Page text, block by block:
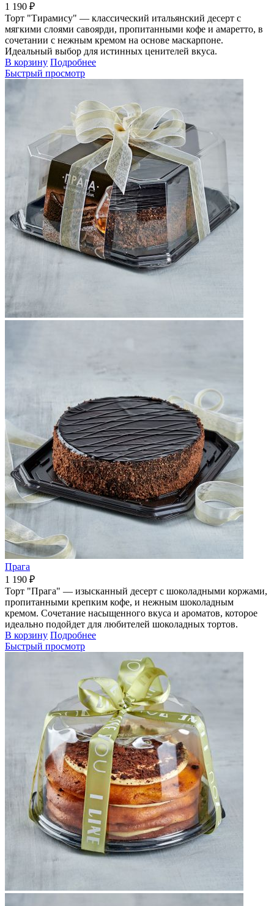
1 190 ₽
Торт "Тирамису" — классический итальянский десерт с
мягкими слоями савоярди, пропитанными кофе и амаретто, в
сочетании с нежным кремом на основе маскарпоне.
Идеальный выбор для истинных ценителей вкуса.
В корзину Подробнее
Быстрый просмотр
Прага
1 190 ₽
Торт "Прага" — изысканный десерт с шоколадными коржами,
пропитанными крепким кофе, и нежным шоколадным
кремом. Сочетание насыщенного вкуса и ароматов, которое
идеально подойдет для любителей шоколадных тортов.
В корзину Подробнее
Быстрый просмотр